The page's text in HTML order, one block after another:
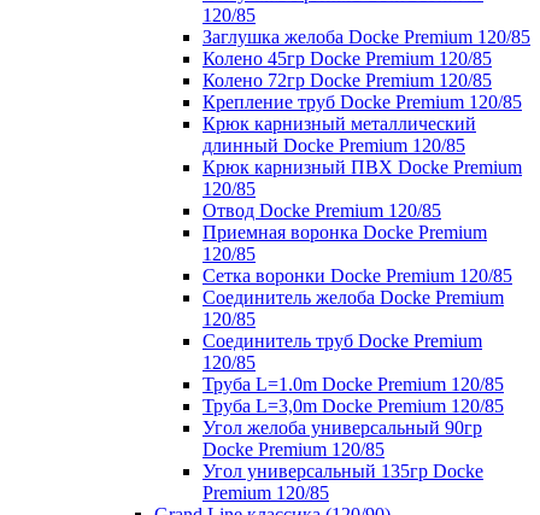
120/85
Заглушка желоба Docke Premium 120/85
Колено 45гр Docke Premium 120/85
Колено 72гр Docke Premium 120/85
Крепление труб Docke Premium 120/85
Крюк карнизный металлический
длинный Docke Premium 120/85
Крюк карнизный ПВХ Docke Premium
120/85
Отвод Docke Premium 120/85
Приемная воронка Docke Premium
120/85
Сетка воронки Docke Premium 120/85
Соединитель желоба Docke Premium
120/85
Соединитель труб Docke Premium
120/85
Труба L=1.0m Docke Premium 120/85
Труба L=3,0m Docke Premium 120/85
Угол желоба универсальный 90гр
Docke Premium 120/85
Угол универсальный 135гр Docke
Premium 120/85